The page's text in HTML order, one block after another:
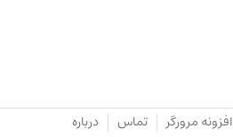
افزونه مرورگر تماس درباره